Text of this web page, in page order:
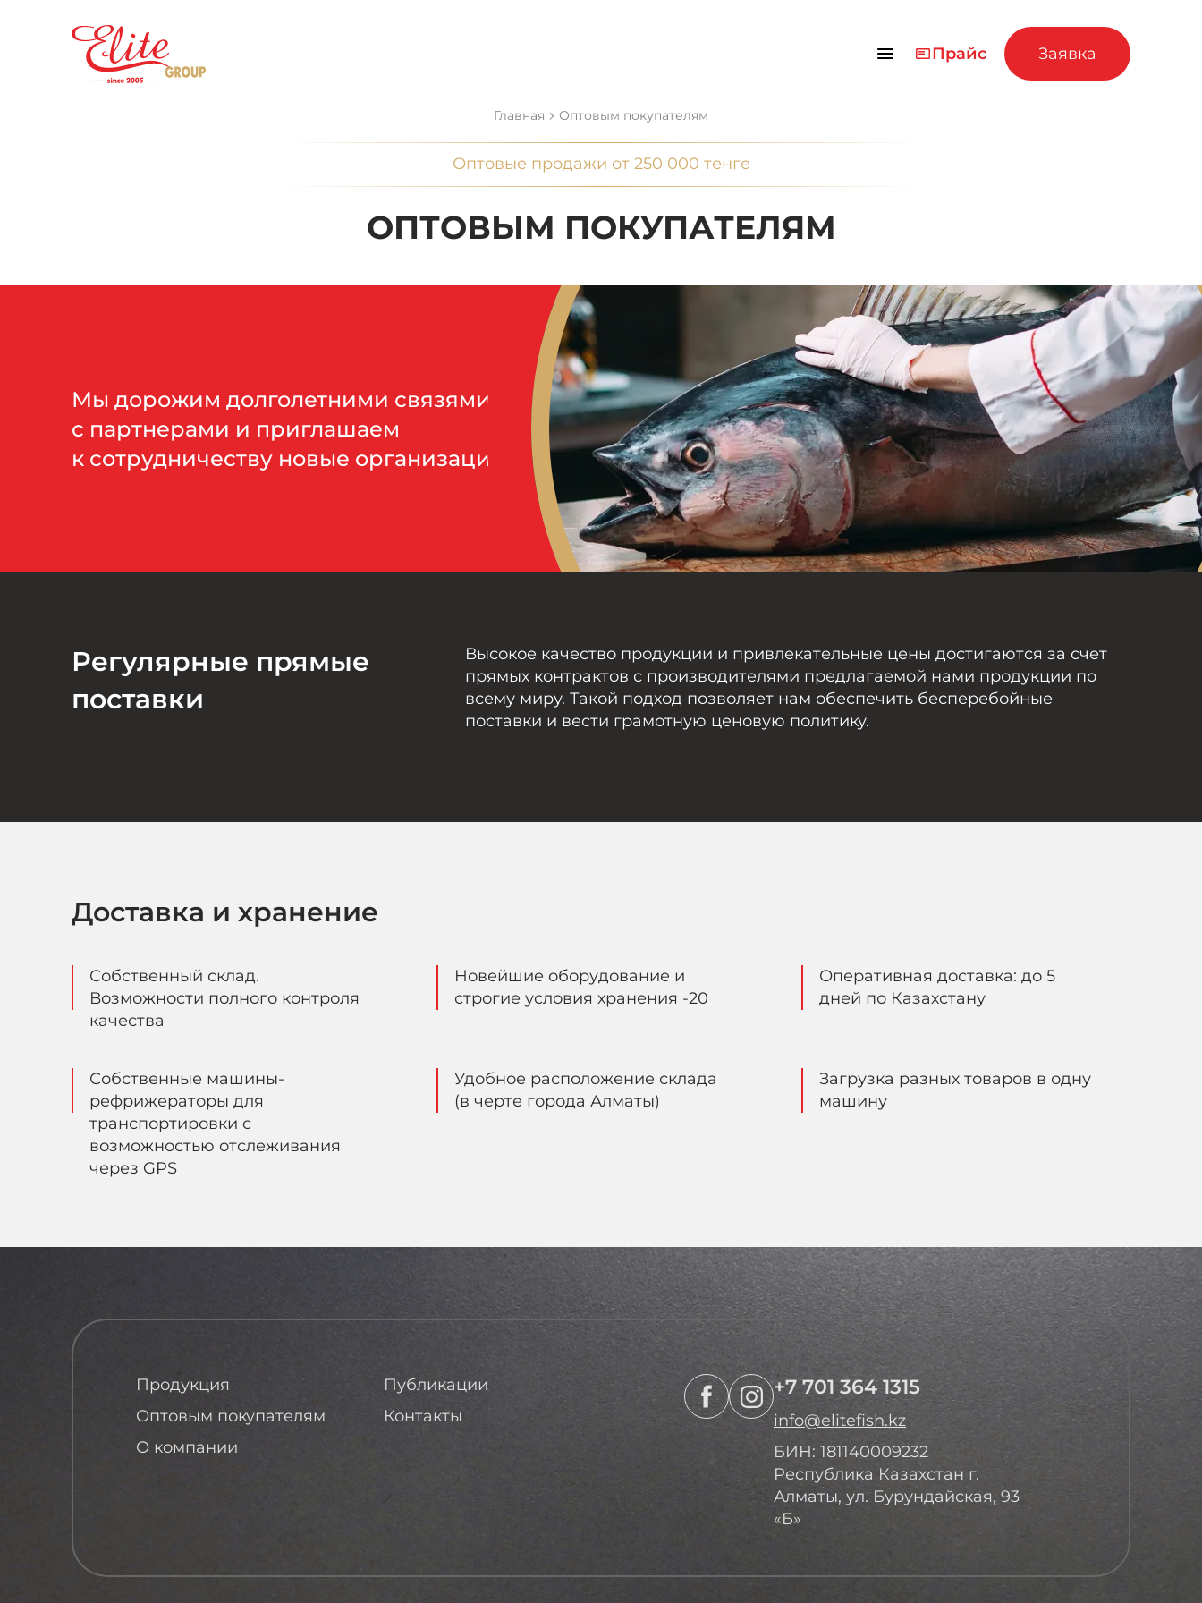
Прайс Заявка
Главная Оптовым покупателям
Оптовые продажи от 250 000 тенге
ОПТОВЫМ ПОКУПАТЕЛЯМ
Мы дорожим долголетними связями
с партнерами и приглашаем
к сотрудничеству новые организации
Регулярные прямые
поставки
Высокое качество продукции и привлекательные цены достигаются за счет
прямых контрактов с производителями предлагаемой нами продукции по
всему миру. Такой подход позволяет нам обеспечить бесперебойные
поставки и вести грамотную ценовую политику.
Доставка и хранение
Собственный склад.
Возможности полного контроля
качества
Новейшие оборудование и
строгие условия хранения -20
Оперативная доставка: до 5
дней по Казахстану
Собственные машины-
рефрижераторы для
транспортировки c
возможностью отслеживания
через GPS
Удобное расположение склада
(в черте города Алматы)
Загрузка разных товаров в одну
машину
Продукция
Оптовым покупателям
О компании
Публикации
Контакты
+7 701 364 1315
info@elitefish.kz
БИН: 181140009232
Республика Казахстан г.
Алматы, ул. Бурундайская, 93
«Б»